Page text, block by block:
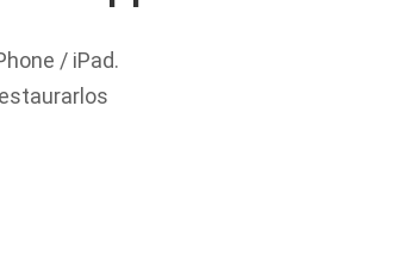
/ iPad.